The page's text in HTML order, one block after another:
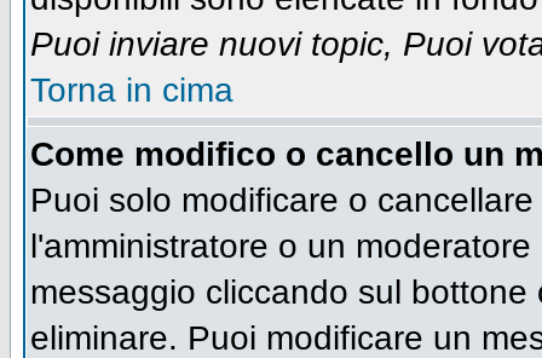
Puoi inviare nuovi topic, Puoi
Torna in cima
Come modifico o cancello un
Puoi solo modificare o
l'amministratore o un
messaggio cliccando sul
eliminare. Puoi modificare un